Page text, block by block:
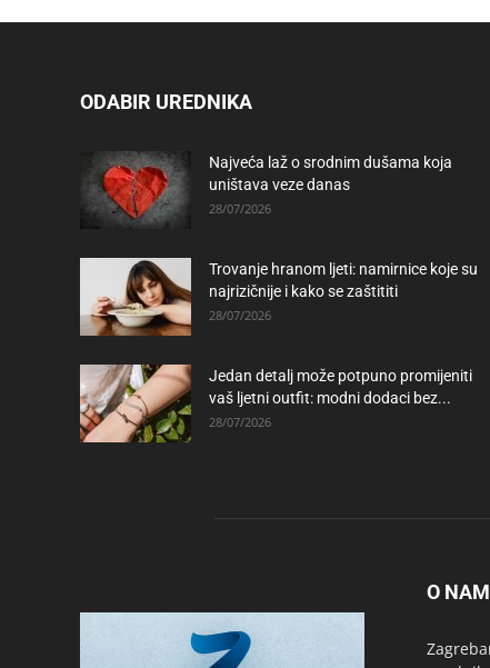
ODABIR UREDNIKA
Najveća laž o srodnim dušama koja
uništava veze danas
28/07/2026
Trovanje hranom ljeti: namirnice koje su
najrizičnije i kako se zaštititi
28/07/2026
Jedan detalj može potpuno promijeniti
vaš ljetni outfit: modni dodaci bez...
28/07/2026
O